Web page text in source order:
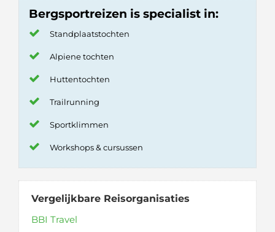
Bergsportreizen is specialist in:
Standplaatstochten
Alpiene tochten
Huttentochten
Trailrunning
Sportklimmen
Workshops & cursussen
Vergelijkbare Reisorganisaties
BBI Travel